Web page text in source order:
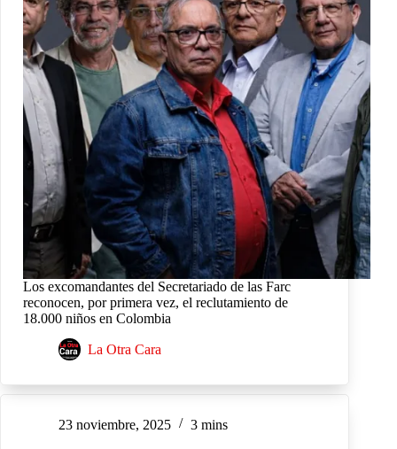
Los excomandantes del Secretariado de las Farc
reconocen, por primera vez, el reclutamiento de
18.000 niños en Colombia
La Otra Cara
23 noviembre, 2025 3 mins